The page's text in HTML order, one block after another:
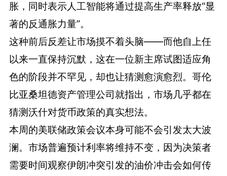
胀，同时表示人工智能将通过提高生产率释放“显
著的反通胀力量”。
这种前后反差让市场摸不着头脑——而他自上任
以来一直保持沉默，这在一位新主席试图适应角
色的阶段并不罕见，却也让猜测愈演愈烈。哥伦
比亚桑坦德资产管理公司就指出，市场几乎都在
猜测沃什对货币政策的真实想法。
本周的美联储政策会议本身可能不会引发太大波
澜。市场普遍预计利率将维持不变，因为决策者
需要时间观察伊朗冲突引发的油价冲击会如何传